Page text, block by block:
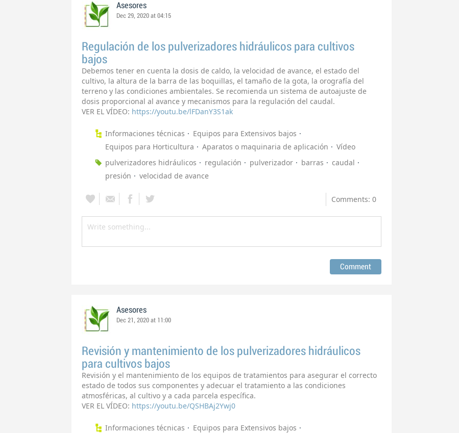
Asesores
Dec 29, 2020 at 04:15
Regulación de los pulverizadores hidráulicos para cultivos
bajos
Debemos tener en cuenta la dosis de caldo, la velocidad de avance, el estado del
cultivo, la altura de la barra de las boquillas, el tamaño de la gota, la orografía del
terreno y las condiciones ambientales. Se recomienda un sistema de autoajuste de
dosis proporcional al avance y mecanismos para la regulación del caudal.
VER EL VÍDEO: https://youtu.be/lFDanY3S1ak
Informaciones técnicas
Equipos para Extensivos bajos
Equipos para Horticultura
Aparatos o maquinaria de aplicación
Vídeo
pulverizadores hidráulicos
regulación pulverizador barras
caudal
presión
velocidad de avance
Comments: 0
Asesores
Dec 21, 2020 at 11:00
Revisión y mantenimiento de los pulverizadores hidráulicos
para cultivos bajos
Revisión y el mantenimiento de los equipos de tratamientos para asegurar el correcto
estado de todos sus componentes y adecuar el tratamiento a las condiciones
atmosféricas, al cultivo y a cada parcela específica.
VER EL VÍDEO: https://youtu.be/QSHBAj2Ywj0
Informaciones técnicas Equipos para Extensivos bajos